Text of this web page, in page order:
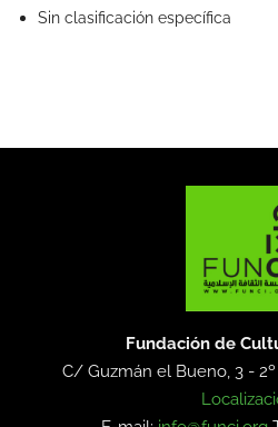
Sin clasificación específica
Fundación de
C/ Guzmán el Bueno, 3 -